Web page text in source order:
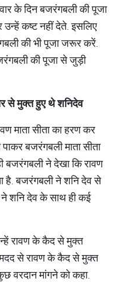
के दिन बजरंगबली की पूजा
कष्ट नहीं देते. इसलिए
की भी पूजा जरूर करें.
की पूजा से जुड़ी
सेमुक्तहुएथेशनिदेव
माता सीता का हरण कर
बजरंगबली माता सीता
ने देखा कि रावण
है. बजरंगबली ने शनि देव से
ने शनि देव के साथ ही कई
रावण के कैद से मुक्त
से रावण के कैद से मुक्त
वरदान मांगने को कहा.